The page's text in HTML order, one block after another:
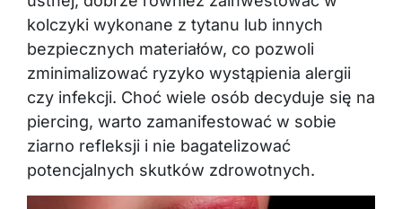
kolczyki wykonane z tytanu lub innych
bezpiecznych materiałów, co pozwoli
zminimalizować ryzyko wystąpienia alergii
czy infekcji. Choć wiele osób decyduje się na
piercing, warto zamanifestować w sobie
ziarno refleksji i nie bagatelizować
potencjalnych skutków zdrowotnych.